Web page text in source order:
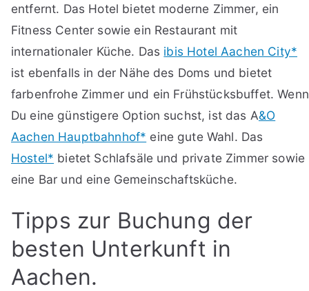
entfernt. Das Hotel bietet moderne Zimmer, ein
Fitness Center sowie ein Restaurant mit
internationaler Küche. Das ibis Hotel Aachen City*
ist ebenfalls in der Nähe des Doms und bietet
farbenfrohe Zimmer und ein Frühstücksbuffet. Wenn
Du eine günstigere Option suchst, ist das A&O
Aachen Hauptbahnhof* eine gute Wahl. Das
Hostel* bietet Schlafsäle und private Zimmer sowie
eine Bar und eine Gemeinschaftsküche.
Tipps zur Buchung der
besten Unterkunft in
Aachen.